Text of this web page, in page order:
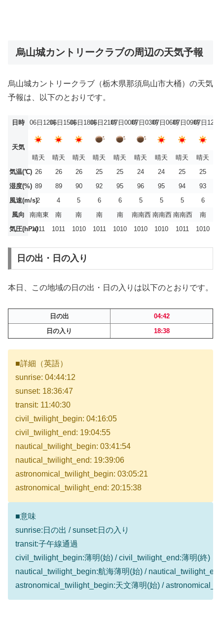
烏山城カントリークラブの周辺の天気予報
烏山城カントリークラブ（栃木県那須烏山市大桶）の天気
予報は、以下のとおりです。
日時 06日12時06日15時06日18時06日21時07日00時07日03時07日06時07日09時07日12時
天気
晴天
晴天 晴天 晴天 晴天 晴天 晴天 晴天
晴天
気温(℃) 26 26 26 25 25 24 24 25
25
湿度(%) 89 89 90 92 95 96 95 94
93
風速(m/s)2 4 5 6 6 5 5 5
6
風向
南南東 南 南 南 南 南南西 南南西 南南西
南
気圧(hPa)1011 1011 1010 1011 1010 1010 1010 1011 1010
日の出・日の入り
本日、この地域の日の出・日の入りは以下のとおりです。
日の出
04:42
日の入り
18:38
■詳細（英語）
sunrise: 04:44:12
sunset: 18:36:47
transit: 11:40:30
civil_twilight_begin: 04:16:05
civil_twilight_end: 19:04:55
nautical_twilight_begin: 03:41:54
nautical_twilight_end: 19:39:06
astronomical_twilight_begin: 03:05:21
astronomical_twilight_end: 20:15:38
■意味
sunrise:日の出 / sunset:日の入り
transit:子午線通過
civil_twilight_begin:薄明(始) / civil_twilight_end:薄明(終)
nautical_twilight_begin:航海薄明(始) /
astronomical_twilight_begin:天文薄明(始) /